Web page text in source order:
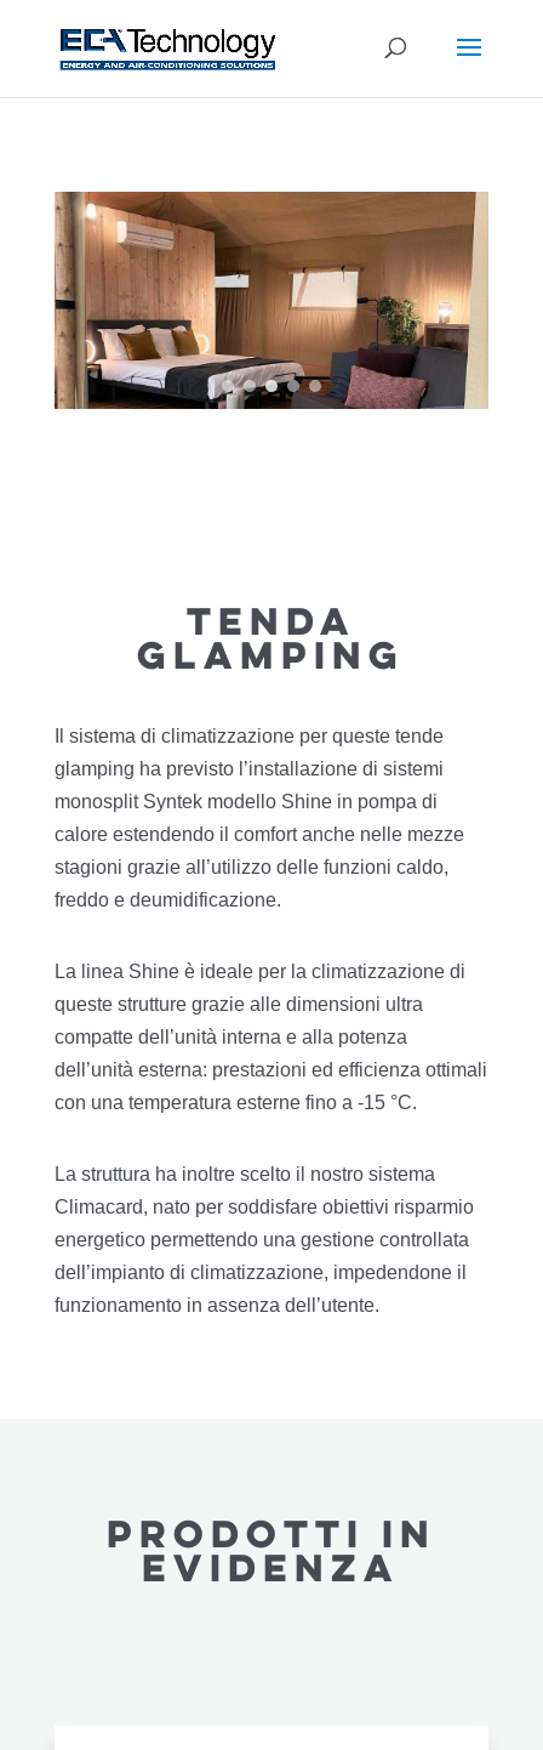
Tenda
Glamping
Il sistema di climatizzazione per queste tende
glamping ha previsto l’installazione di sistemi
monosplit Syntek modello Shine in pompa di
calore estendendo il comfort anche nelle mezze
stagioni grazie all’utilizzo delle funzioni caldo,
freddo e deumidificazione.
La linea Shine è ideale per la climatizzazione di
queste strutture grazie alle dimensioni ultra
compatte dell’unità interna e alla potenza
dell’unità esterna: prestazioni ed efficienza ottimali
con una temperatura esterne fino a -15 °C.
La struttura ha inoltre scelto il nostro sistema
Climacard, nato per soddisfare obiettivi risparmio
energetico permettendo una gestione controllata
dell’impianto di climatizzazione, impedendone il
funzionamento in assenza dell’utente.
PRODOTTI in
evidenza